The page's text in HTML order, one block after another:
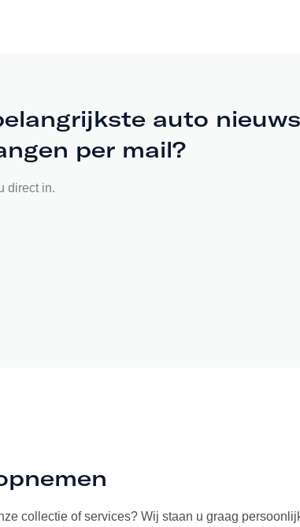
auto nieuws
per mail?
direct in.
collectie of services? Wij staan u graag